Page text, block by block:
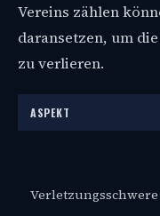
Vereins zählen
daransetzen, um
zu verlieren.
ASPEKT
Verletzungsschwere